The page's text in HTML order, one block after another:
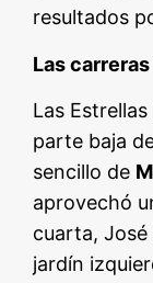
resultados
Las
Las
parte baja
sencillo de
aprovechó
cuarta,
jardín